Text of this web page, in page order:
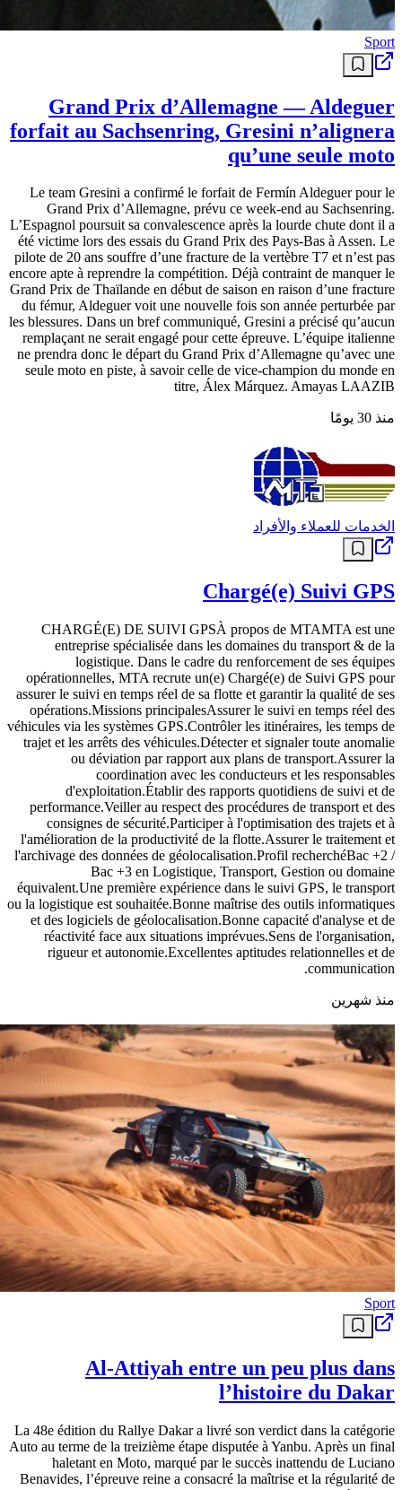
Sport
Grand Prix d’Allemagne — Aldeguer
forfait au Sachsenring, Gresini n’alignera
qu’une seule moto
Le team Gresini a confirmé le forfait de Fermín Aldeguer pour le
Grand Prix d’Allemagne, prévu ce week-end au Sachsenring.
L’Espagnol poursuit sa convalescence après la lourde chute dont il a
été victime lors des essais du Grand Prix des Pays-Bas à Assen. Le
pilote de 20 ans souffre d’une fracture de la vertèbre T7 et n’est pas
encore apte à reprendre la compétition. Déjà contraint de manquer le
Grand Prix de Thaïlande en début de saison en raison d’une fracture
du fémur, Aldeguer voit une nouvelle fois son année perturbée par
les blessures. Dans un bref communiqué, Gresini a précisé qu’aucun
remplaçant ne serait engagé pour cette épreuve. L’équipe italienne
ne prendra donc le départ du Grand Prix d’Allemagne qu’avec une
seule moto en piste, à savoir celle de vice-champion du monde en
titre, Álex Márquez. Amayas LAAZIB
منذ 30 يومًا
الخدمات للعملاء والأفراد
Chargé(e) Suivi GPS
CHARGÉ(E) DE SUIVI GPSÀ propos de MTAMTA est une
entreprise spécialisée dans les domaines du transport & de la
logistique. Dans le cadre du renforcement de ses équipes
opérationnelles, MTA recrute un(e) Chargé(e) de Suivi GPS pour
assurer le suivi en temps réel de sa flotte et garantir la qualité de ses
opérations.Missions principalesAssurer le suivi en temps réel des
véhicules via les systèmes GPS.Contrôler les itinéraires, les temps de
trajet et les arrêts des véhicules.Détecter et signaler toute anomalie
ou déviation par rapport aux plans de transport.Assurer la
coordination avec les conducteurs et les responsables
d'exploitation.Établir des rapports quotidiens de suivi et de
performance.Veiller au respect des procédures de transport et des
consignes de sécurité.Participer à l'optimisation des trajets et à
l'amélioration de la productivité de la flotte.Assurer le traitement et
l'archivage des données de géolocalisation.Profil recherchéBac +2 /
Bac +3 en Logistique, Transport, Gestion ou domaine
équivalent.Une première expérience dans le suivi GPS, le transport
ou la logistique est souhaitée.Bonne maîtrise des outils informatiques
et des logiciels de géolocalisation.Bonne capacité d'analyse et de
réactivité face aux situations imprévues.Sens de l'organisation,
rigueur et autonomie.Excellentes aptitudes relationnelles et de
communication.
منذ شهرين
Sport
Al-Attiyah entre un peu plus dans
l’histoire du Dakar
La 48e édition du Rallye Dakar a livré son verdict dans la catégorie
Auto au terme de la treizième étape disputée à Yanbu. Après un final
haletant en Moto, marqué par le succès inattendu de Luciano
Benavides, l’épreuve reine a consacré la maîtrise et la régularité de